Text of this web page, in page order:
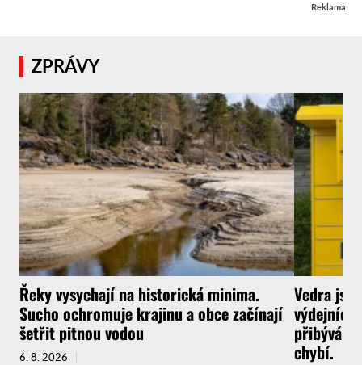
Reklama
ZPRÁVY
Řeky vysychají na historická minima.
Sucho ochromuje krajinu a obce začínají
šetřit pitnou vodou
6. 8. 2026
Vedra
výdejních
přibývá a
chybí.